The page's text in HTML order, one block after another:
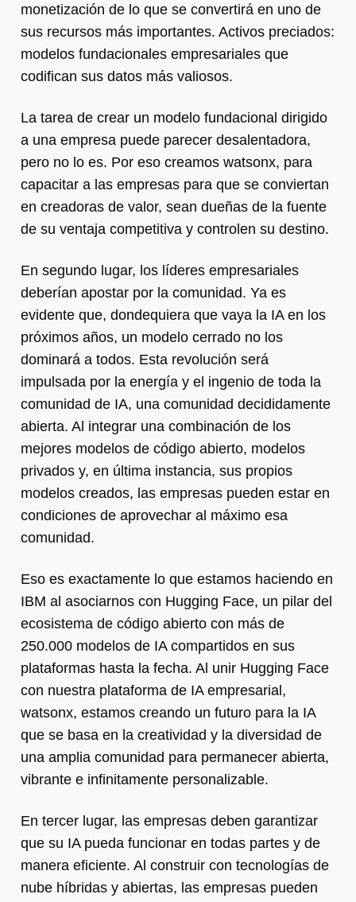
monetización de lo que se convertirá en uno de
sus recursos más importantes. Activos preciados:
modelos fundacionales empresariales que
codifican sus datos más valiosos.
La tarea de crear un modelo fundacional dirigido
a una empresa puede parecer desalentadora,
pero no lo es. Por eso creamos watsonx, para
capacitar a las empresas para que se conviertan
en creadoras de valor, sean dueñas de la fuente
de su ventaja competitiva y controlen su destino.
En segundo lugar, los líderes empresariales
deberían apostar por la comunidad. Ya es
evidente que, dondequiera que vaya la IA en los
próximos años, un modelo cerrado no los
dominará a todos. Esta revolución será
impulsada por la energía y el ingenio de toda la
comunidad de IA, una comunidad decididamente
abierta. Al integrar una combinación de los
mejores modelos de código abierto, modelos
privados y, en última instancia, sus propios
modelos creados, las empresas pueden estar en
condiciones de aprovechar al máximo esa
comunidad.
Eso es exactamente lo que estamos haciendo en
IBM al asociarnos con Hugging Face, un pilar del
ecosistema de código abierto con más de
250.000 modelos de IA compartidos en sus
plataformas hasta la fecha. Al unir Hugging Face
con nuestra plataforma de IA empresarial,
watsonx, estamos creando un futuro para la IA
que se basa en la creatividad y la diversidad de
una amplia comunidad para permanecer abierta,
vibrante e infinitamente personalizable.
En tercer lugar, las empresas deben garantizar
que su IA pueda funcionar en todas partes y de
manera eficiente. Al construir con tecnologías de
nube híbridas y abiertas, las empresas pueden